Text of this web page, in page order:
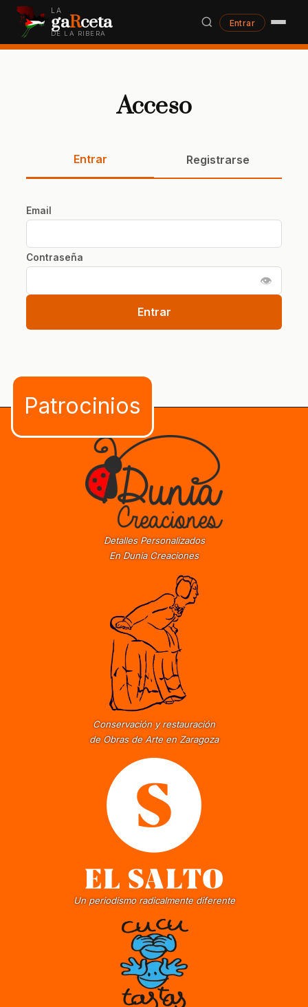
LA
gaRceta
DE LA RIBERA
Entrar
Acceso
Entrar Registrarse
Email
Contraseña
👁
Entrar
Detalles Personalizados
En Dunia Creaciones
Conservación y restauración
de Obras de Arte en Zaragoza
Un periodismo radicalmente diferente